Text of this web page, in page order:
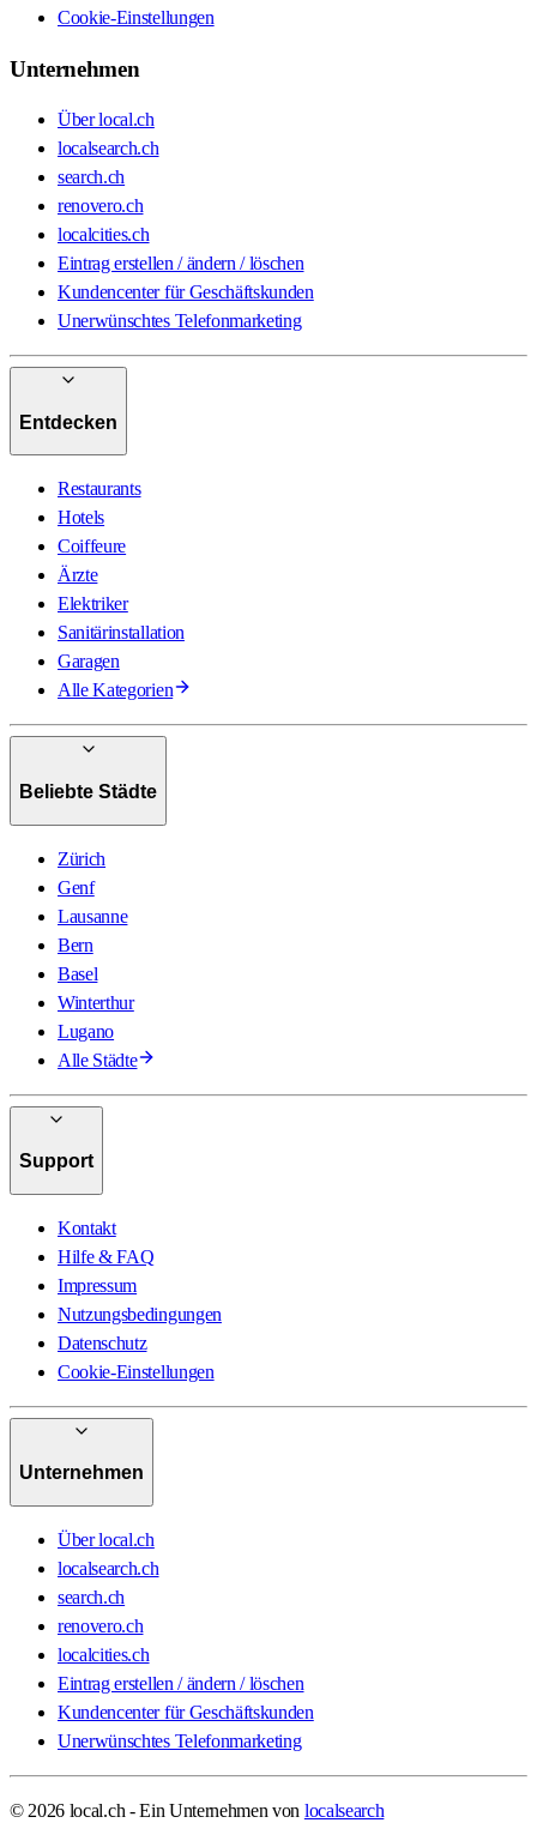
Cookie-Einstellungen
Unternehmen
Über local.ch
localsearch.ch
search.ch
renovero.ch
localcities.ch
Eintrag erstellen / ändern / löschen
Kundencenter für Geschäftskunden
Unerwünschtes Telefonmarketing
Entdecken
Restaurants
Hotels
Coiffeure
Ärzte
Elektriker
Sanitärinstallation
Garagen
Alle Kategorien
Beliebte Städte
Zürich
Genf
Lausanne
Bern
Basel
Winterthur
Lugano
Alle Städte
Support
Kontakt
Hilfe & FAQ
Impressum
Nutzungsbedingungen
Datenschutz
Cookie-Einstellungen
Unternehmen
Über local.ch
localsearch.ch
search.ch
renovero.ch
localcities.ch
Eintrag erstellen / ändern / löschen
Kundencenter für Geschäftskunden
Unerwünschtes Telefonmarketing
© 2026 local.ch - Ein Unternehmen von localsearch